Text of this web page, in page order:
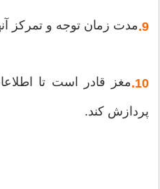
9. مدت زمان توجه و تمرکز
10. مغز قادر است تا
پردازش کند.